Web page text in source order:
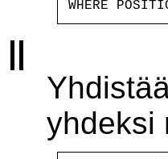
||
yhdeksi